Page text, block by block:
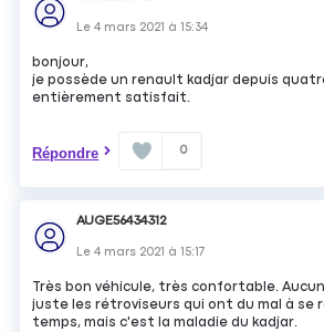
Le4 mars 2021 à15:34
bonjour,
je possède un renault kadjar depuis
entièrement satisfait.
Répondre 0
AUGE56434312
Le4 mars 2021 à15:17
Très bon véhicule, très confortable.
juste les rétroviseurs qui ont du mal à se
temps, mais c'est la maladie du kadjar.